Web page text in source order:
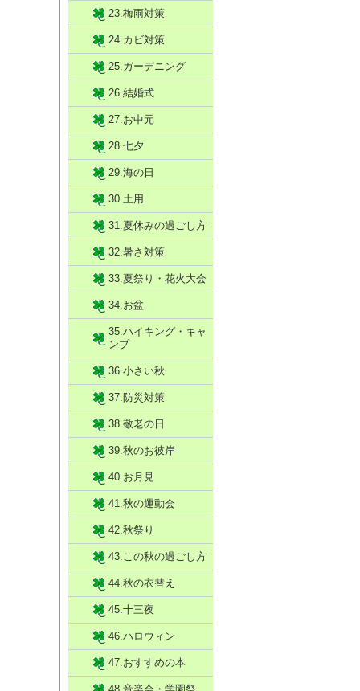
23.梅雨対策
24.カビ対策
25.ガーデニング
26.結婚式
27.お中元
28.七夕
29.海の日
30.土用
31.夏休みの過ごし方
32.暑さ対策
33.夏祭り・花火大会
34.お盆
35.ハイキング・キャ
ンプ
36.小さい秋
37.防災対策
38.敬老の日
39.秋のお彼岸
40.お月見
41.秋の運動会
42.秋祭り
43.この秋の過ごし方
44.秋の衣替え
45.十三夜
46.ハロウィン
47.おすすめの本
48.音楽会・学園祭